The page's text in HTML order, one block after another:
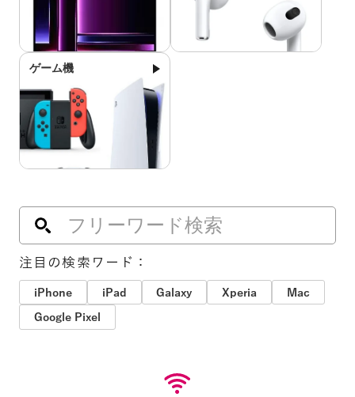
ゲーム機
注目の検索ワード：
iPhone iPad Galaxy Xperia
Mac
Google Pixel